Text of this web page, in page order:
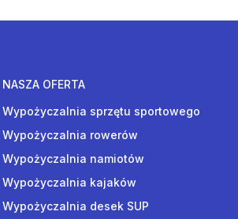
NASZA OFERTA
Wypożyczalnia sprzętu sportowego
Wypożyczalnia rowerów
Wypożyczalnia namiotów
Wypożyczalnia kajaków
Wypożyczalnia desek SUP